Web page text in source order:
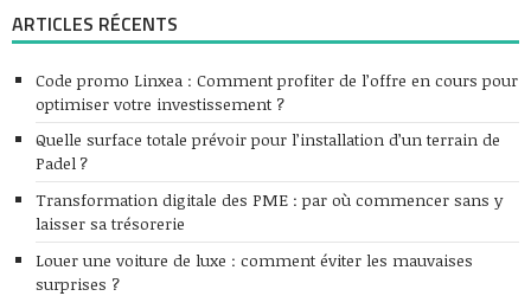
ARTICLES RÉCENTS
Code promo Linxea : Comment profiter de l’offre en cours pour
optimiser votre investissement ?
Quelle surface totale prévoir pour l’installation d’un terrain de
Padel ?
Transformation digitale des PME : par où commencer sans y
laisser sa trésorerie
Louer une voiture de luxe : comment éviter les mauvaises
surprises ?